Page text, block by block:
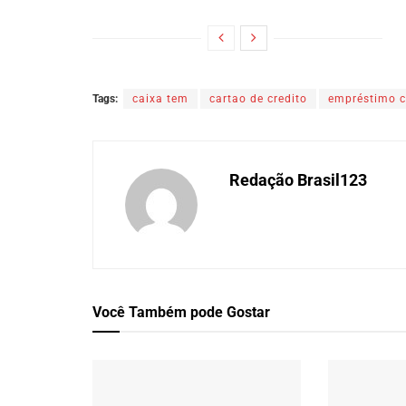
Tags: caixa tem cartao de credito empréstimo
Redação Brasil123
Você Também pode Gostar